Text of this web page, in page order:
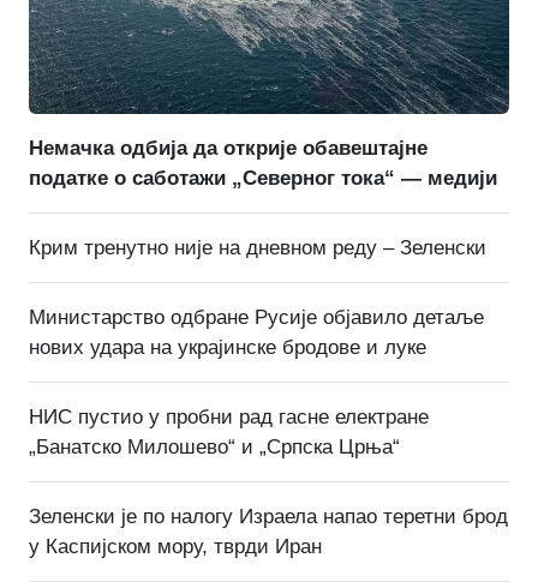
Немачка одбија да открије обавештајне
податке о саботажи „Северног тока“ — медији
Крим тренутно није на дневном реду – Зеленски
Министарство одбране Русије објавило детаље
нових удара на украјинске бродове и луке
НИС пустио у пробни рад гасне електране
„Банатско Милошево“ и „Српска Црња“
Зеленски је по налогу Израела напао теретни брод
у Каспијском мору, тврди Иран